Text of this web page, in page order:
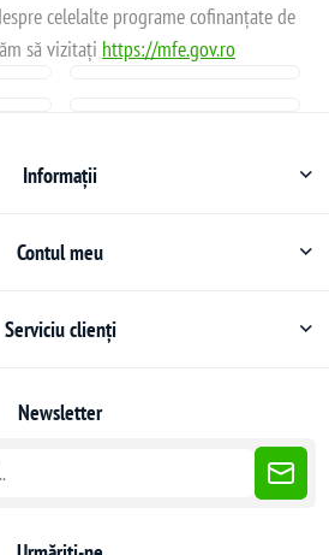
celelalte programe cofinanțate de
să vizitați https://mfe.gov.ro
Informații
Contul meu
Serviciu clienți
Newsletter